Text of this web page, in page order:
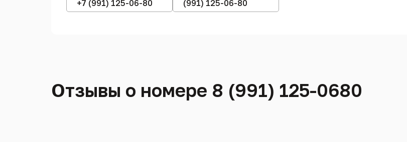
+7 (991) 125-06-80
(991) 125-06-80
Отзывы о номере 8 (991) 125-0680